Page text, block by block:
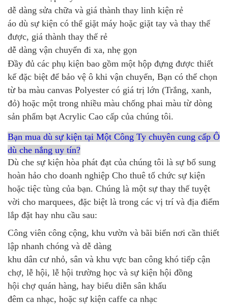
dễ dàng sửa chữa và giá thành thay linh kiện rẻ
áo dù sự kiện có thể giặt máy hoặc giặt tay và thay thế
được, giá thành thay thế rẻ
dễ dàng vận chuyển đi xa, nhẹ gọn
Đầy đủ các phụ kiện bao gồm một hộp đựng được thiết
kế đặc biệt để bảo vệ ô khi vận chuyển, Bạn có thể chọn
từ ba màu canvas Polyester có giá trị lớn (Trắng, xanh,
đỏ) hoặc một trong nhiều màu chống phai màu từ dòng
sản phẩm bạt Acrylic Cao cấp của chúng tôi.
Bạn mua dù sự kiện tại Một Công Ty chuyên cung cấp Ô
dù che nắng uy tín?
Dù che sự kiện hòa phát đạt của chúng tôi là sự bổ sung
hoàn hảo cho doanh nghiệp Cho thuê tổ chức sự kiện
hoặc tiệc tùng của bạn. Chúng là một sự thay thế tuyệt
vời cho marquees, đặc biệt là trong các vị trí và địa điểm
lắp đặt hay nhu cầu sau:
Công viên công cộng, khu vườn và bãi biển nơi cần thiết
lập nhanh chóng và dễ dàng
khu dân cư nhỏ, sân và khu vực ban công khó tiếp cận
chợ, lễ hội, lễ hội trường học và sự kiện hội đồng
hội chợ quán hàng, hay biểu diễn sân khấu
đêm ca nhạc, hoặc sự kiện caffe ca nhạc